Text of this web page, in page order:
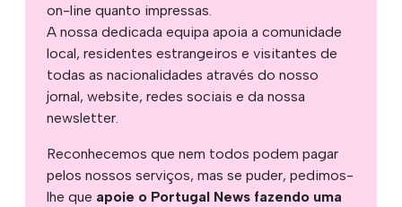
on-line quanto impressas.
A nossa dedicada equipa apoia a comunidade
local, residentes estrangeiros e visitantes de
todas as nacionalidades através do nosso
jornal, website, redes sociais e da nossa
newsletter.
Reconhecemos que nem todos podem pagar
pelos nossos serviços, mas se puder, pedimos-
lhe que apoie o Portugal News fazendo uma